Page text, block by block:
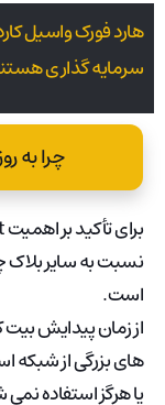
هارد فورک واسیل
سرمایه گذاری
چرا به
نسبت به سایر بلاک
است.
یا هرگز استفاده